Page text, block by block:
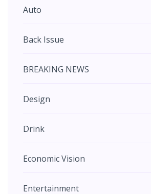
Auto
Back Issue
BREAKING NEWS
Design
Drink
Economic Vision
Entertainment